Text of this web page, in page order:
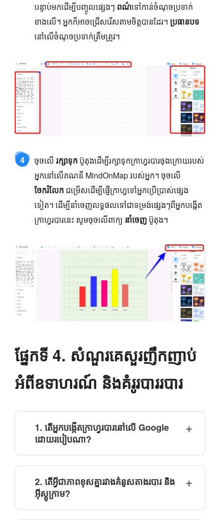
បន្ទាប់មកដើម្បីបញ្ចូលផ្សេងៗ ពណ៌ទៅកាន់ចំណុចប្រទាក់
ខាងលើ។ អ្នកក៏អាចជ្រើសរើសតាមចិត្តបានដែរ។ ប្រធានបទ
នៅលើចំណុចប្រទាក់ត្រឹមត្រូវ។
4 ចុចលើ រក្សាទុកប៊ូតុងដើម្បីរក្សាទុកក្រាហ្វរបារចុងក្រោយរបស់
អ្នកនៅលើគណនី MindOnMap របស់អ្នក។ ចុចលើ
ចែករំលែក ជម្រើសដើម្បីផ្ញើក្រាហ្វទៅអ្នកប្រើប្រាស់ផ្សេង
ទៀត។ ដើម្បីនាំចេញលទ្ធផលទៅជាទម្រង់ផ្សេងៗពីអ្នកបង្កើត
ក្រាហ្វរបារនេះ សូមចុចលើពាក្យ នាំចេញប៊ូតុង។
ផ្នែកទី 4. សំណួរគេសួរញឹកញាប់
អំពីឧទាហរណ៍ និងគំរូរបាររបារ
1. តើអ្នកបង្កើតក្រាហ្វរបារនៅលើ Google
ដោយរបៀបណា?
2. តើអ្វីជាភាពខុសគ្នារវាងគំនូសតាងរបារ និង
អ៊ីស្តូក្រាម?